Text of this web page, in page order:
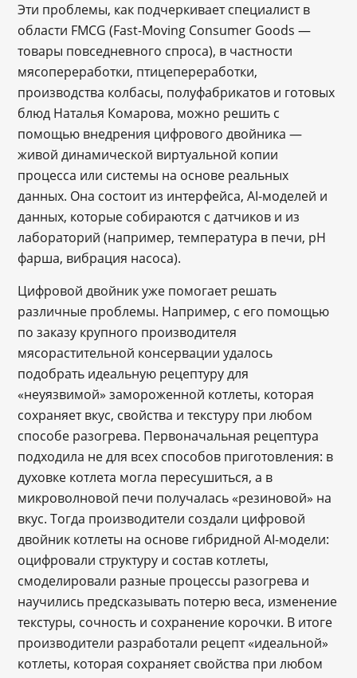
Эти проблемы, как подчеркивает специалист в
области FMCG (Fast-Moving Consumer Goods —
товары повседневного спроса), в частности
мясопереработки, птицепереработки,
производства колбасы, полуфабрикатов и готовых
блюд Наталья Комарова, можно решить с
помощью внедрения цифрового двойника —
живой динамической виртуальной копии
процесса или системы на основе реальных
данных. Она состоит из интерфейса, AI-моделей и
данных, которые собираются с датчиков и из
лабораторий (например, температура в печи, pH
фарша, вибрация насоса).
Цифровой двойник уже помогает решать
различные проблемы. Например, с его помощью
по заказу крупного производителя
мясорастительной консервации удалось
подобрать идеальную рецептуру для
«неуязвимой» замороженной котлеты, которая
сохраняет вкус, свойства и текстуру при любом
способе разогрева. Первоначальная рецептура
подходила не для всех способов приготовления: в
духовке котлета могла пересушиться, а в
микроволновой печи получалась «резиновой» на
вкус. Тогда производители создали цифровой
двойник котлеты на основе гибридной AI-модели:
оцифровали структуру и состав котлеты,
смоделировали разные процессы разогрева и
научились предсказывать потерю веса, изменение
текстуры, сочность и сохранение корочки. В итоге
производители разработали рецепт «идеальной»
котлеты, которая сохраняет свойства при любом